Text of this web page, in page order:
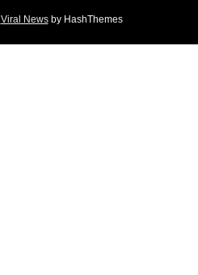
Viral Newsby HashThemes